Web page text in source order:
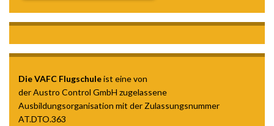
Die VAFC Flugschuleist eine von
der Austro Control GmbH zugelassene
Ausbildungsorganisation mit der Zulassungsnummer
AT.DTO.363